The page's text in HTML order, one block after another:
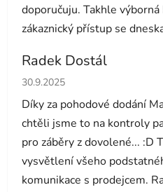
doporučuju. Takhle
zákaznický přístup se
Radek Dostál
Hodnocení obchodu je 5 z 5
30.9.2025
Díky za pohodové dodání
chtěli jsme to na kontroly
pro záběry z dovolené... :D
vysvětlení všeho
komunikace s prodejcem.